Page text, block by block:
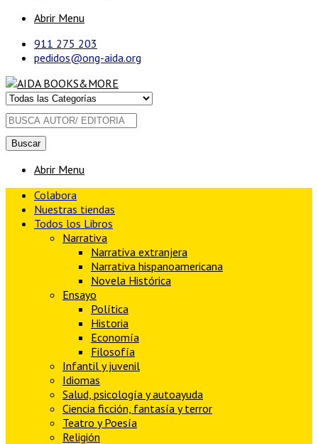
Abrir Menu
911 275 203
pedidos@ong-aida.org
Buscar
Abrir Menu
Colabora
Nuestras tiendas
Todos los Libros
Narrativa
Narrativa extranjera
Narrativa hispanoamericana
Novela Histórica
Ensayo
Política
Historia
Economía
Filosofía
Infantil y juvenil
Idiomas
Salud, psicología y autoayuda
Ciencia ficción, fantasía y terror
Teatro y Poesía
Religión